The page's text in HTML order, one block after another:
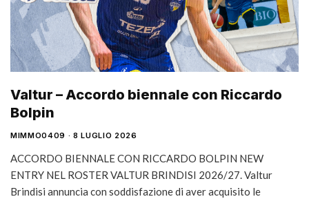
Valtur – Accordo biennale con Riccardo
Bolpin
MIMMO0409 8 LUGLIO 2026
ACCORDO BIENNALE CON RICCARDO BOLPIN NEW
ENTRY NEL ROSTER VALTUR BRINDISI 2026/27. Valtur
Brindisi annuncia con soddisfazione di aver acquisito le